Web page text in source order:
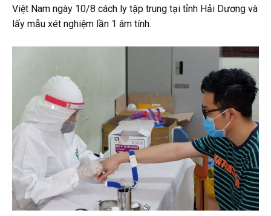
Việt Nam ngày 10/8 cách ly tập trung tại tỉnh Hải Dương và
lấy mẫu xét nghiệm lần 1 âm tính.